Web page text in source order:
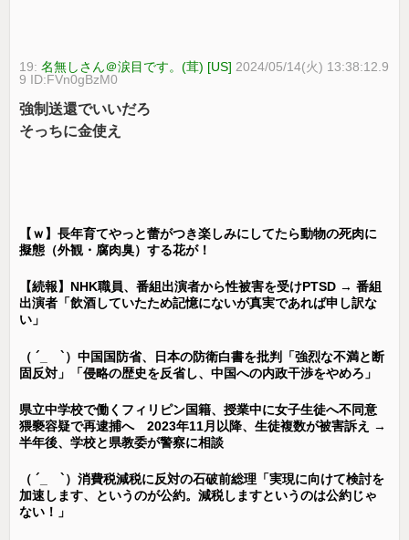
19:名無しさん＠涙目です。(茸) [US] 2024/05/14(火) 13:38:12.9
9 ID:FVn0gBzM0
強制送還でいいだろ
そっちに金使え
【ｗ】長年育てやっと蕾がつき楽しみにしてたら動物の死肉に
擬態（外観・腐肉臭）する花が！
【続報】NHK職員、番組出演者から性被害を受けPTSD → 番組
出演者「飲酒していたため記憶にないが真実であれば申し訳な
い」
（ ´_ゝ`）中国国防省、日本の防衛白書を批判「強烈な不満と断
固反対」「侵略の歴史を反省し、中国への内政干渉をやめろ」
県立中学校で働くフィリピン国籍、授業中に女子生徒へ不同意
猥褻容疑で再逮捕へ 2023年11月以降、生徒複数が被害訴え →
半年後、学校と県教委が警察に相談
（ ´_ゝ`）消費税減税に反対の石破前総理「実現に向けて検討を
加速します、というのが公約。減税しますというのは公約じゃ
ない！」